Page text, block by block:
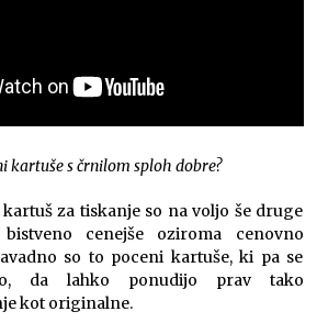
kartuše s črnilom sploh dobre?
za tiskanje so na voljo še druge
cenejše oziroma cenovno
so to poceni kartuše, ki pa se
da lahko ponudijo prav tako
kot originalne.